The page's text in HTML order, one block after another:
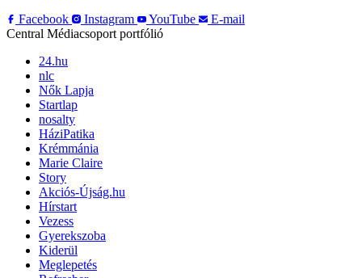
Facebook
Instagram YouTube
E-mail
Central Médiacsoport portfólió
24.hu
nlc
Nők Lapja
Startlap
nosalty
HáziPatika
Krémmánia
Marie Claire
Story
Akciós-Újság.hu
Hírstart
Vezess
Gyerekszoba
Kiderül
Meglepetés